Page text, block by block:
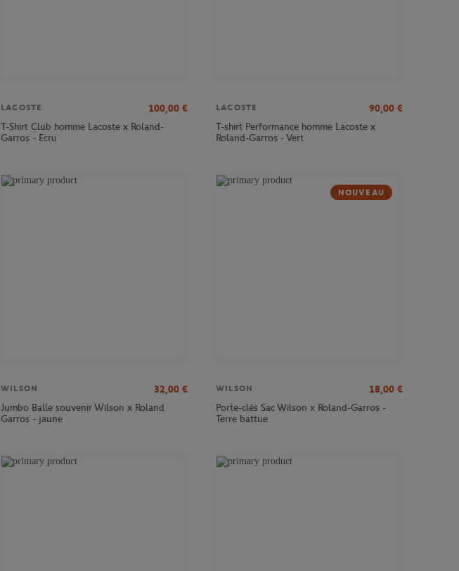
LACOSTE 100,00 €
T-Shirt Club homme Lacoste x Roland-
Garros - Ecru
LACOSTE 90,00 €
T-shirt Performance homme Lacoste x
Roland-Garros - Vert
WILSON 32,00 €
Jumbo Balle souvenir Wilson x Roland
Garros - jaune
NOUVEAU
WILSON 18,00 €
Porte-clés Sac Wilson x Roland-Garros -
Terre battue